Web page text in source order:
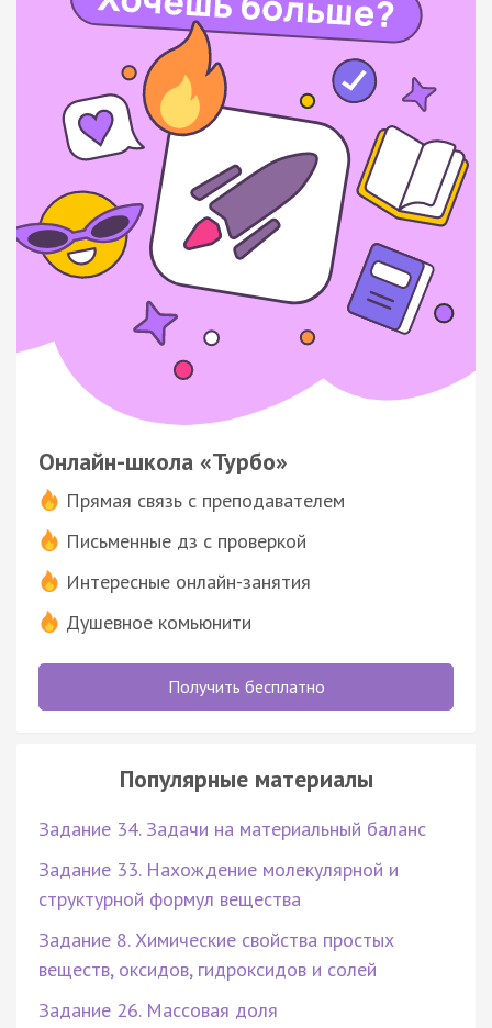
Онлайн-школа «Турбо»
Прямая связь с преподавателем
Письменные дз с проверкой
Интересные онлайн-занятия
Душевное комьюнити
Получить бесплатно
Популярные материалы
Задание 34. Задачи на материальный баланс
Задание 33. Нахождение молекулярной и
структурной формул вещества
Задание 8. Химические свойства простых
веществ, оксидов, гидроксидов и солей
Задание 26. Массовая доля